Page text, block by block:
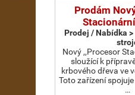
Prodám
Prodej / Nabídka
Nový ,,Procesor
sloužící k
krbového dřeva ve
Toto zařízení
…